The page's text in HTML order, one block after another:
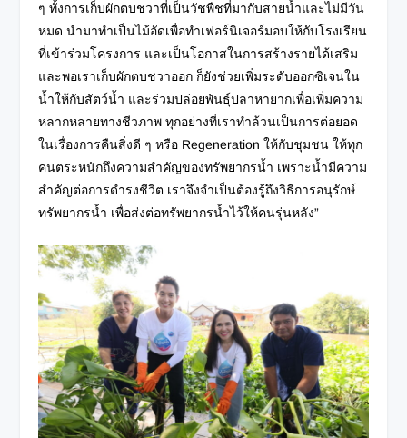
ๆ ทั้งการเก็บผักตบชวาที่เป็นวัชพืชที่มากับสายน้ำและไม่มีวัน
หมด นำมาทำเป็นไม้อัดเพื่อทำเฟอร์นิเจอร์มอบให้กับโรงเรียน
ที่เข้าร่วมโครงการ และเป็นโอกาสในการสร้างรายได้เสริม
และพอเราเก็บผักตบชวาออก ก็ยังช่วยเพิ่มระดับออกซิเจนใน
น้ำให้กับสัตว์น้ำ และร่วมปล่อยพันธุ์ปลาหายากเพื่อเพิ่มความ
หลากหลายทางชีวภาพ ทุกอย่างที่เราทำล้วนเป็นการต่อยอด
ในเรื่องการคืนสิ่งดี ๆ หรือ Regeneration ให้กับชุมชน ให้ทุก
คนตระหนักถึงความสำคัญของทรัพยากรน้ำ เพราะน้ำมีความ
สำคัญต่อการดำรงชีวิต เราจึงจำเป็นต้องรู้ถึงวิธีการอนุรักษ์
ทรัพยากรน้ำ เพื่อส่งต่อทรัพยากรน้ำไว้ให้คนรุ่นหลัง”